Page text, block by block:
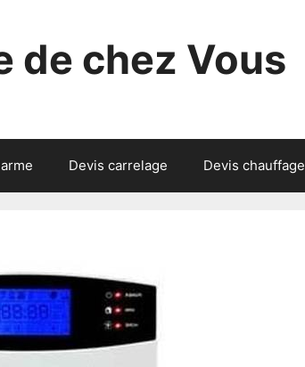
de chez Vous
Devis carrelage Devis chauffage